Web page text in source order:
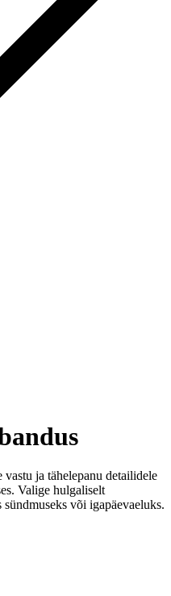
ja tähelepanu detailidele
Valige hulgaliselt
või igapäevaeluks.